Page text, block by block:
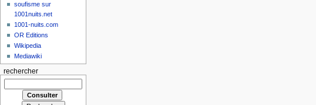
soufisme sur
1001nuits.net
1001-nuits.com
OR Editions
Wikipedia
Mediawiki
rechercher